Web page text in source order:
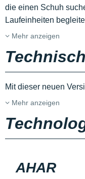
die einen Schuh
Laufeinheiten
Mehr anzeigen
Mit dieser neuen
Mehr anzeigen
AHAR